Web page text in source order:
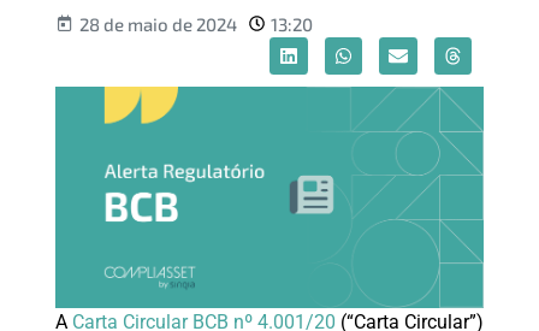
28 de maio de 2024 13:20
A Carta Circular BCB nº 4.001/20 (“Carta Circular”)